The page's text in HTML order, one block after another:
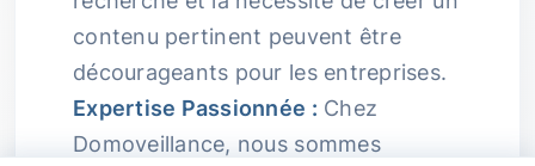
contenu pertinent peuvent être
décourageants pour les entreprises.
Expertise Passionnée : Chez
Domoveillance, nous sommes